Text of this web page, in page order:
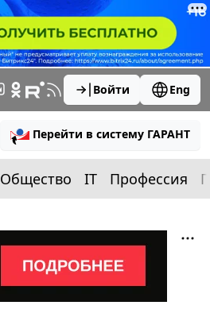
Войти Eng
Перейти в систему ГАРАНТ
Общество IT Профессия